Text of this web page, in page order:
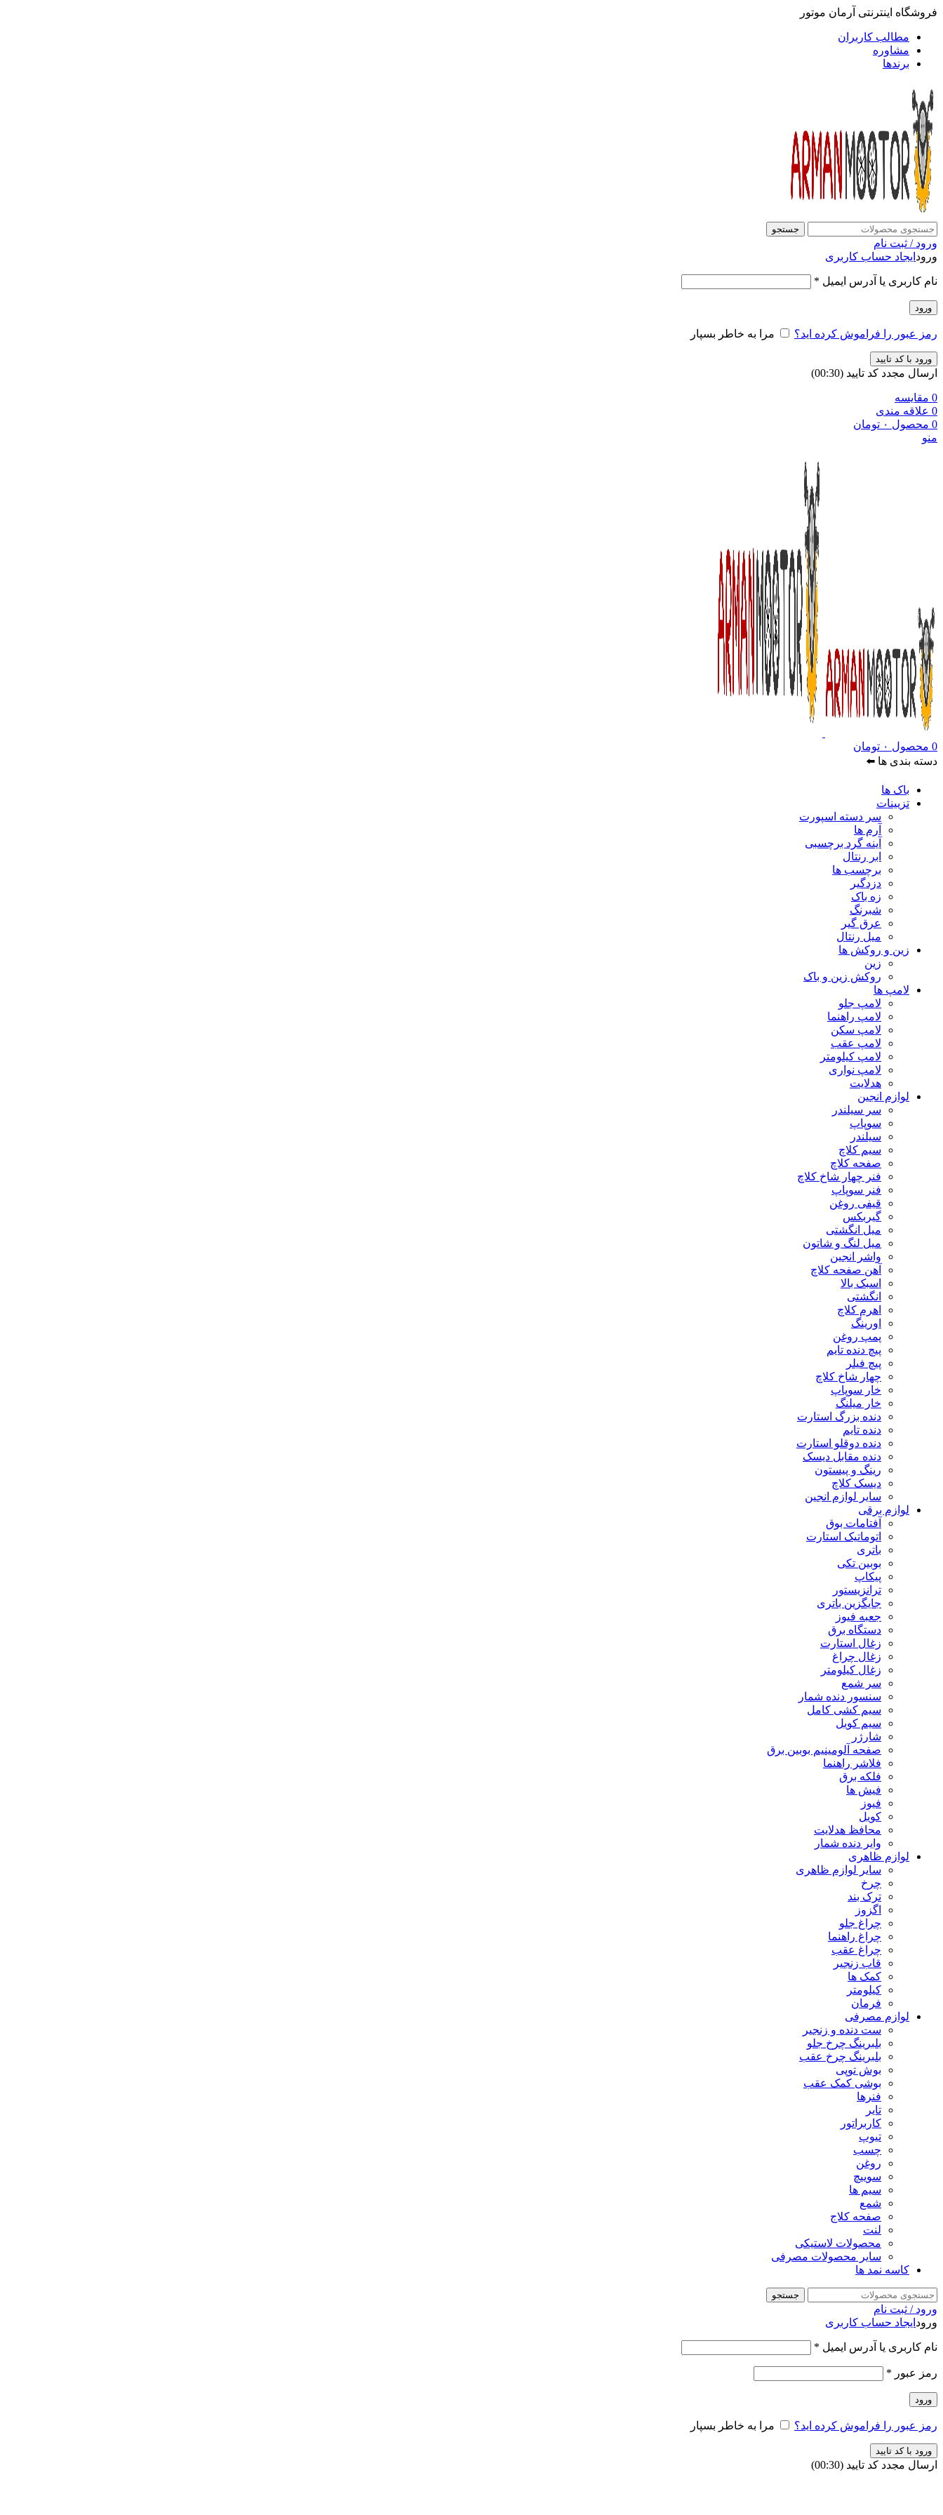
فروشگاه اینترنتی آرمان موتور
مطالب کاربران
مشاوره
برندها
جستجو
ورود / ثبت نام
ورود ایجاد حساب کاربری
نام کاربری یا آدرس ایمیل *
ورود
رمز عبور را فراموش کرده اید؟ مرا به خاطر بسپار
ورود با کد تایید
ارسال مجدد کد تایید (00:
30
)
0 مقایسه
0 علاقه مندی
0 محصول ۰ تومان
منو
0 محصول ۰ تومان
دسته بندی ها ⬅️
باک ها
تزیینات
سر دسته اسپورت
آرم ها
آینه گرد برچسبی
ابر رنتال
برچسب ها
دزدگیر
زه باک
شبرنگ
عرق گیر
میل رنتال
زین و روکش ها
زین
روکش زین و باک
لامپ ها
لامپ جلو
لامپ راهنما
لامپ سکن
لامپ عقب
لامپ کیلومتر
لامپ نواری
هدلایت
لوازم انجین
سر سیلندر
سوپاپ
سیلندر
سیم کلاچ
صفحه کلاچ
فنر چهار شاخ کلاچ
فنر سوپاپ
قیفی روغن
گیربکس
میل انگشتی
میل لنگ و شاتون
واشر انجین
آهن صفحه کلاچ
اسبک بالا
انگشتی
اهرم کلاچ
اورینگ
پمپ روغن
پیچ دنده تایم
پیچ فیلر
چهار شاخ کلاچ
خار سوپاپ
خار میلنگ
دنده بزرگ استارت
دنده تایم
دنده دوقلو استارت
دنده مقابل دیسک
رینگ و پیستون
دیسک کلاچ
سایر لوازم انجین
لوازم برقی
آفتامات بوق
اتوماتیک استارت
باتری
بوبین تکی
پیکاپ
ترانزیستور
جایگزین باتری
جعبه فیوز
دستگاه برق
زغال استارت
زغال چراغ
زغال کیلومتر
سر شمع
سنسور دنده شمار
سیم کشی کامل
سیم کویل
شارژر
صفحه آلومینیم بوبین برق
فلاشر راهنما
فلکه برق
فیش ها
فیوز
کویل
محافظ هدلایت
وایر دنده شمار
لوازم ظاهری
سایر لوازم ظاهری
چرخ
ترک بند
اگزوز
چراغ جلو
چراغ راهنما
چراغ عقب
قاب زنجیر
کمک ها
کیلومتر
فرمان
لوازم مصرفی
ست دنده و زنجیر
بلبرینگ چرخ جلو
بلبرینگ چرخ عقب
بوش توپی
بوشی کمک عقب
فنرها
تایر
کاربراتور
تیوپ
چسب
روغن
سوییچ
سیم ها
شمع
صفحه کلاج
لنت
محصولات لاستیکی
سایر محصولات مصرفی
کاسه نمد ها
جستجو
ورود / ثبت نام
ورود ایجاد حساب کاربری
نام کاربری یا آدرس ایمیل *
رمز عبور *
ورود
رمز عبور را فراموش کرده اید؟ مرا به خاطر بسپار
ورود با کد تایید
ارسال مجدد کد تایید (00:
30
)